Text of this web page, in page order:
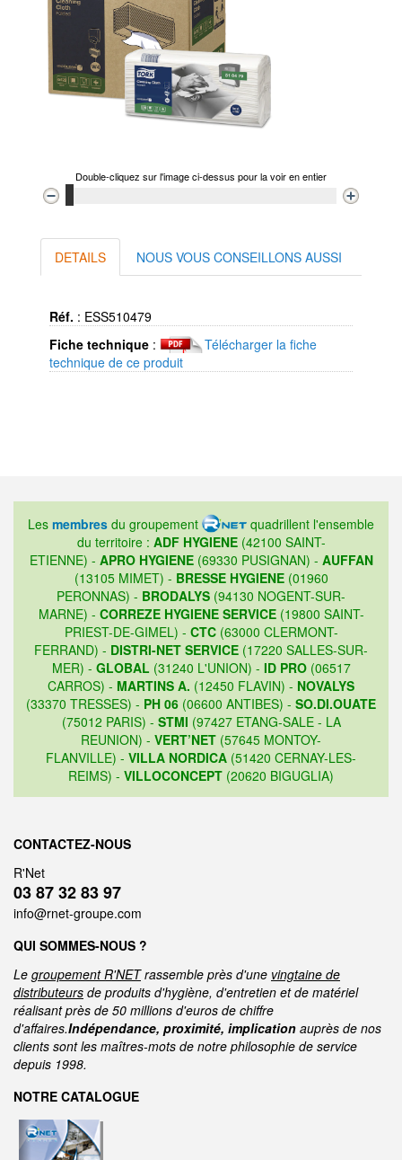
Double-cliquez sur l'image ci-dessus pour la voir en entier
DETAILS NOUS VOUS CONSEILLONS AUSSI
Réf. : ESS510479
Fiche technique :
Télécharger la fiche
technique de ce produit
Les membres du groupement
quadrillent l'ensemble
du territoire : ADF HYGIENE(42100 SAINT-
ETIENNE) - APRO HYGIENE(69330 PUSIGNAN) - AUFFAN
(13105 MIMET) - BRESSE HYGIENE(01960
PERONNAS) - BRODALYS (94130 NOGENT-SUR-
MARNE) - CORREZE HYGIENE SERVICE(19800 SAINT-
PRIEST-DE-GIMEL) - CTC(63000 CLERMONT-
FERRAND) - DISTRI-NET SERVICE (17220 SALLES-SUR-
MER) - GLOBAL (31240 L'UNION) - ID PRO(06517
CARROS) - MARTINS A. (12450 FLAVIN) - NOVALYS
(33370 TRESSES) - PH 06 (06600 ANTIBES) - SO.DI.OUATE
(75012 PARIS) - STMI (97427 ETANG-SALE - LA
REUNION) - VERT’NET (57645 MONTOY-
FLANVILLE) - VILLA NORDICA (51420 CERNAY-LES-
REIMS) - VILLOCONCEPT (20620 BIGUGLIA)
CONTACTEZ-NOUS
R'Net
03 87 32 83 97
info@rnet-groupe.com
QUI SOMMES-NOUS ?
Le groupement R'NETrassemble près d'une vingtaine de
distributeurs de produits d'hygiène, d'entretien et de matériel
réalisant près de 50 millions d'euros de chiffre
d'affaires.Indépendance, proximité, implication auprès de nos
clients sont les maîtres-mots de notre philosophie de service
depuis 1998.
NOTRE CATALOGUE